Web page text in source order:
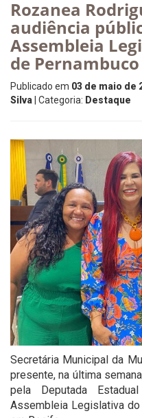
Rozanea
audiência
Assembleia
de Pernambuco
Publicado em 03 de maio de
Silva | Categoria: Destaque
Secretária Municipal da
presente, na última
pela Deputada
Assembleia Legislativa